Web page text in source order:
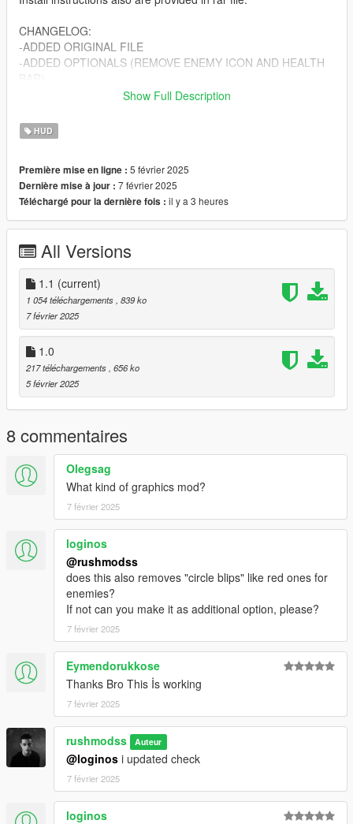
CHANGELOG:
-ADDED ORIGINAL FILE
-ADDED OPTIONALS (REMOVE ENEMY ICON AND HEALTH
CircleMap
4K Map
Show Full Description
HUD
Première mise en ligne : 5 février 2025
Dernière mise à jour : 7 février 2025
Téléchargé pour la dernière fois : il y a 3 heures
All Versions
1.1 (current)
1 054 téléchargements , 839 ko
7 février 2025
1.0
217 téléchargements , 656 ko
5 février 2025
8 commentaires
Olegsag
What kind of graphics mod?
7 février 2025
loginos
@rushmodss
does this also removes "circle blips" like red ones for
enemies?
If not can you make it as additional option, please?
7 février 2025
Eymendorukkose
Thanks Bro This İs working
7 février 2025
rushmodss Auteur
@loginos i updated check
7 février 2025
loginos